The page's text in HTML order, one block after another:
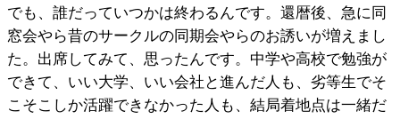
でも、誰だっていつかは終わるんです。還暦後、急に同
窓会やら昔のサークルの同期会やらのお誘いが増えまし
た。出席してみて、思ったんです。中学や高校で勉強が
できて、いい大学、いい会社と進んだ人も、劣等生でそ
こそこしか活躍できなかった人も、結局着地点は一緒だ